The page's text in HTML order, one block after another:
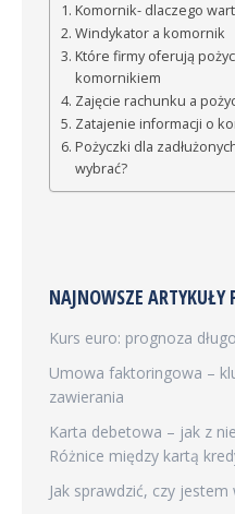
Komornik- dlaczego
Windykator a komornik
Które firmy oferują
komornikiem
Zajęcie rachunku a
Zatajenie informacji o
Pożyczki dla
wybrać?
NAJNOWSZE ARTYKUŁY
Kurs euro: prognoza
Umowa faktoringowa –
zawierania
Karta debetowa – jak z
Różnice między kartą
Jak sprawdzić, czy jestem